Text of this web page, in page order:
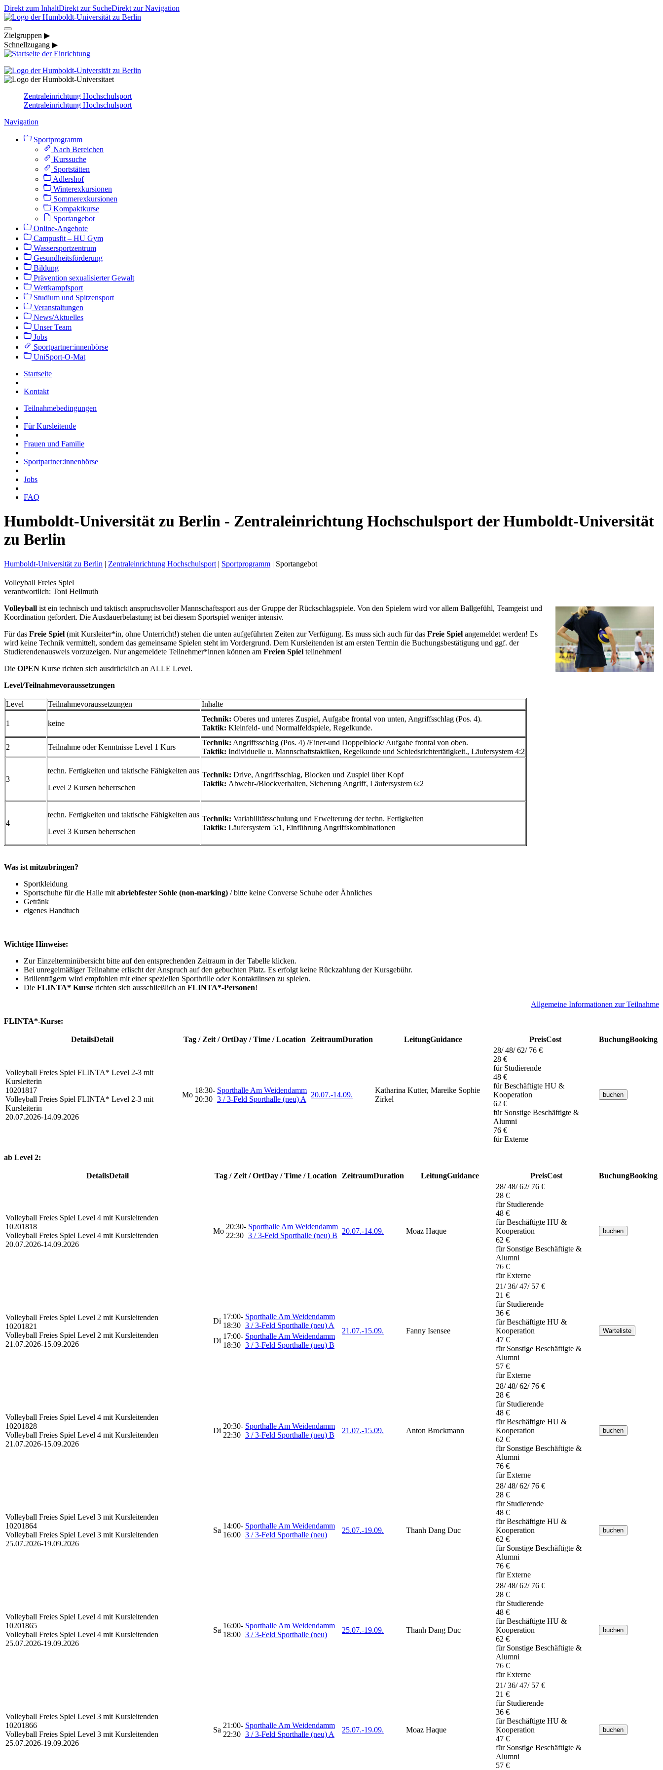
Direkt zum InhaltDirekt zur SucheDirekt zur Navigation
Zielgruppen ▶
Schnellzugang ▶
Zentraleinrichtung Hochschulsport
Zentraleinrichtung Hochschulsport
Navigation
Sportprogramm
Nach Bereichen
Kurssuche
Sportstätten
Adlershof
Winterexkursionen
Sommerexkursionen
Kompaktkurse
Sportangebot
Online-Angebote
Campusfit – HU Gym
Wassersportzentrum
Gesundheitsförderung
Bildung
Prävention sexualisierter Gewalt
Wettkampfsport
Studium und Spitzensport
Veranstaltungen
News/Aktuelles
Unser Team
Jobs
Sportpartner:innenbörse
UniSport-O-Mat
Startseite
Kontakt
Teilnahmebedingungen
Für Kursleitende
Frauen und Familie
Sportpartner:innenbörse
Jobs
FAQ
Humboldt-Universität zu Berlin - Zentraleinrichtung Hochschulsport der Humboldt-Universität
zu Berlin
Humboldt-Universität zu Berlin | Zentraleinrichtung Hochschulsport | Sportprogramm | Sportangebot
Volleyball Freies Spiel
verantwortlich: Toni Hellmuth
Volleyball ist ein technisch und taktisch anspruchsvoller Mannschaftssport aus der Gruppe der Rückschlagspiele. Von den Spielern wird vor allem Ballgefühl, Teamgeist und
Koordination gefordert. Die Ausdauerbelastung ist bei diesem Sportspiel weniger intensiv.
Für das Freie Spiel (mit Kursleiter*in, ohne Unterricht!) stehen die unten aufgeführten Zeiten zur Verfügung. Es muss sich auch für das Freie Spiel angemeldet werden! Es
wird keine Technik vermittelt, sondern das gemeinsame Spielen steht im Vordergrund. Dem Kursleitenden ist am ersten Termin die Buchungsbestätigung und ggf. der
Studierendenausweis vorzuzeigen. Nur angemeldete Teilnehmer*innen können am Freien Spiel teilnehmen!
Die OPEN Kurse richten sich ausdrücklich an ALLE Level.
Level/Teilnahmevoraussetzungen
Level Teilnahmevoraussetzungen Inhalte
1 keine
Technik: Oberes und unteres Zuspiel, Aufgabe frontal von unten, Angriffsschlag (Pos. 4).
Taktik: Kleinfeld- und Normalfeldspiele, Regelkunde.
2 Teilnahme oder Kenntnisse Level 1 Kurs
Technik: Angriffsschlag (Pos. 4) /Einer-und Doppelblock/ Aufgabe frontal von oben.
Taktik: Individuelle u. Mannschaftstaktiken, Regelkunde und Schiedsrichtertätigkeit., Läufersystem 4:2
3
techn. Fertigkeiten und taktische Fähigkeiten aus
Level 2 Kursen beherrschen
Technik: Drive, Angriffsschlag, Blocken und Zuspiel über Kopf
Taktik: Abwehr-/Blockverhalten, Sicherung Angriff, Läufersystem 6:2
4
techn. Fertigkeiten und taktische Fähigkeiten aus
Level 3 Kursen beherrschen
Technik: Variabilitätsschulung und Erweiterung der techn. Fertigkeiten
Taktik: Läufersystem 5:1, Einführung Angriffskombinationen
Was ist mitzubringen?
Sportkleidung
Sportschuhe für die Halle mit abriebfester Sohle (non-marking) / bitte keine Converse Schuhe oder Ähnliches
Getränk
eigenes Handtuch
Wichtige Hinweise:
Zur Einzelterminübersicht bitte auf den entsprechenden Zeitraum in der Tabelle klicken.
Bei unregelmäßiger Teilnahme erlischt der Anspruch auf den gebuchten Platz. Es erfolgt keine Rückzahlung der Kursgebühr.
Brillenträgern wird empfohlen mit einer speziellen Sportbrille oder Kontaktlinsen zu spielen.
Die FLINTA* Kurse richten sich ausschließlich an FLINTA*-Personen!
Allgemeine Informationen zur Teilnahme
FLINTA*-Kurse:
DetailsDetail Tag / Zeit / OrtDay / Time / Location ZeitraumDuration LeitungGuidance PreisCost BuchungBooking
Volleyball Freies Spiel FLINTA* Level 2-3 mit
Kursleiterin
10201817
Volleyball Freies Spiel FLINTA* Level 2-3 mit
Kursleiterin
20.07.2026-14.09.2026
Mo
18:30-
20:30
Sporthalle Am Weidendamm
3 / 3-Feld Sporthalle (neu) A
20.07.-14.09.
Katharina Kutter, Mareike Sophie
Zirkel
28/ 48/ 62/ 76 €
28 €
für Studierende
48 €
für Beschäftigte HU &
Kooperation
62 €
für Sonstige Beschäftigte &
Alumni
76 €
für Externe
ab Level 2:
DetailsDetail Tag / Zeit / OrtDay / Time / Location ZeitraumDuration LeitungGuidance PreisCost BuchungBooking
Volleyball Freies Spiel Level 4 mit Kursleitenden
10201818
Volleyball Freies Spiel Level 4 mit Kursleitenden
20.07.2026-14.09.2026
Mo
20:30-
22:30
Sporthalle Am Weidendamm
3 / 3-Feld Sporthalle (neu) B
20.07.-14.09. Moaz Haque
28/ 48/ 62/ 76 €
28 €
für Studierende
48 €
für Beschäftigte HU &
Kooperation
62 €
für Sonstige Beschäftigte &
Alumni
76 €
für Externe
Volleyball Freies Spiel Level 2 mit Kursleitenden
10201821
Volleyball Freies Spiel Level 2 mit Kursleitenden
21.07.2026-15.09.2026
Di
17:00-
18:30
Sporthalle Am Weidendamm
3 / 3-Feld Sporthalle (neu) A
Di
17:00-
18:30
Sporthalle Am Weidendamm
3 / 3-Feld Sporthalle (neu) B
21.07.-15.09. Fanny Isensee
21/ 36/ 47/ 57 €
21 €
für Studierende
36 €
für Beschäftigte HU &
Kooperation
47 €
für Sonstige Beschäftigte &
Alumni
57 €
für Externe
Volleyball Freies Spiel Level 4 mit Kursleitenden
10201828
Volleyball Freies Spiel Level 4 mit Kursleitenden
21.07.2026-15.09.2026
Di
20:30-
22:30
Sporthalle Am Weidendamm
3 / 3-Feld Sporthalle (neu) B
21.07.-15.09. Anton Brockmann
28/ 48/ 62/ 76 €
28 €
für Studierende
48 €
für Beschäftigte HU &
Kooperation
62 €
für Sonstige Beschäftigte &
Alumni
76 €
für Externe
Volleyball Freies Spiel Level 3 mit Kursleitenden
10201864
Volleyball Freies Spiel Level 3 mit Kursleitenden
25.07.2026-19.09.2026
Sa
14:00-
16:00
Sporthalle Am Weidendamm
3 / 3-Feld Sporthalle (neu)
25.07.-19.09. Thanh Dang Duc
28/ 48/ 62/ 76 €
28 €
für Studierende
48 €
für Beschäftigte HU &
Kooperation
62 €
für Sonstige Beschäftigte &
Alumni
76 €
für Externe
Volleyball Freies Spiel Level 4 mit Kursleitenden
10201865
Volleyball Freies Spiel Level 4 mit Kursleitenden
25.07.2026-19.09.2026
Sa
16:00-
18:00
Sporthalle Am Weidendamm
3 / 3-Feld Sporthalle (neu)
25.07.-19.09. Thanh Dang Duc
28/ 48/ 62/ 76 €
28 €
für Studierende
48 €
für Beschäftigte HU &
Kooperation
62 €
für Sonstige Beschäftigte &
Alumni
76 €
für Externe
Volleyball Freies Spiel Level 3 mit Kursleitenden
10201866
Volleyball Freies Spiel Level 3 mit Kursleitenden
25.07.2026-19.09.2026
Sa
21:00-
22:30
Sporthalle Am Weidendamm
3 / 3-Feld Sporthalle (neu) A
25.07.-19.09. Moaz Haque
21/ 36/ 47/ 57 €
21 €
für Studierende
36 €
für Beschäftigte HU &
Kooperation
47 €
für Sonstige Beschäftigte &
Alumni
57 €